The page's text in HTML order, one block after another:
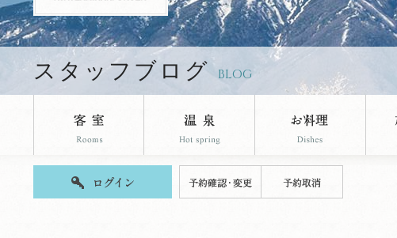
スタッフブログ BLOG